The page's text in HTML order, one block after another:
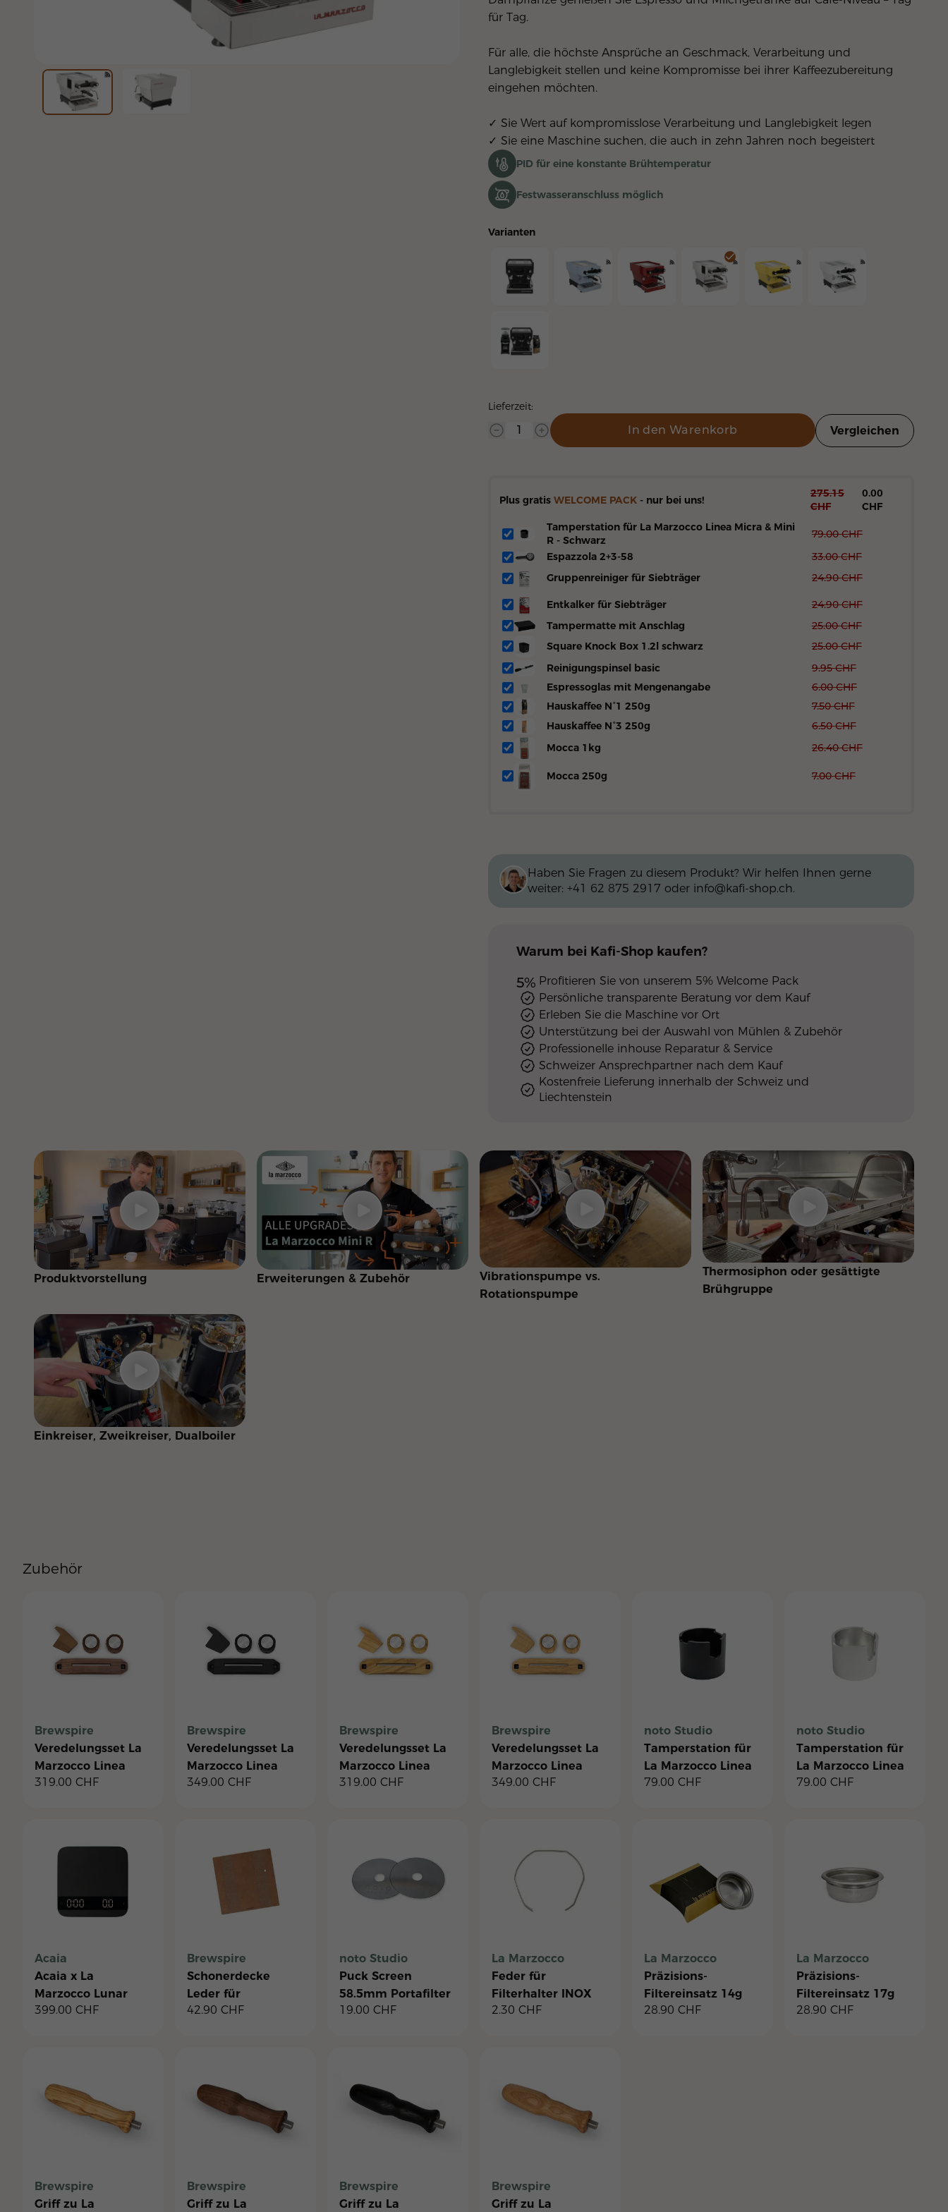
für Tag.
Für alle, die höchste Ansprüche an Geschmack, Verarbeitung und
Langlebigkeit stellen und keine Kompromisse bei ihrer Kaffeezubereitung
eingehen möchten.
✓ Sie Wert auf kompromisslose Verarbeitung und Langlebigkeit legen
✓ Sie eine Maschine suchen, die auch in zehn Jahren noch begeistert
PID für eine konstante Brühtemperatur
Festwasseranschluss möglich
Varianten
Lieferzeit:
In den Warenkorb Vergleichen
Plus gratis WELCOME PACK- nur bei uns!
275.15
CHF
0.00
CHF
Tamperstation für La Marzocco Linea Micra & Mini
R - Schwarz
79.00 CHF
Espazzola 2+3-58
33.00 CHF
Gruppenreiniger für Siebträger
24.90 CHF
Entkalker für Siebträger 24.90 CHF
Tampermatte mit Anschlag
25.00 CHF
Square Knock Box 1.2l schwarz
25.00 CHF
Reinigungspinsel basic
9.95 CHF
Espressoglas mit Mengenangabe
6.00 CHF
Hauskaffee N°1 250g
7.50 CHF
Hauskaffee N°3 250g
6.50 CHF
Mocca 1kg
26.40 CHF
Mocca 250g 7.00 CHF
Haben Sie Fragen zu diesem Produkt? Wir helfen Ihnen gerne
weiter: +41 62 875 2917 oder info@kafi-shop.ch.
Warum bei Kafi-Shopkaufen?
5% Profitieren Sie von unserem 5% Welcome Pack
Persönliche transparente Beratung vor dem Kauf
Erleben Sie die Maschine vor Ort
Unterstützung bei der Auswahl von Mühlen & Zubehör
Professionelle inhouse Reparatur & Service
Schweizer Ansprechpartner nach dem Kauf
Kostenfreie Lieferung innerhalb der Schweiz und
Liechtenstein
Produktvorstellung Erweiterungen & Zubehör
Vibrationspumpe vs.
Rotationspumpe
Thermosiphon oder gesättigte
Brühgruppe
Einkreiser, Zweikreiser, Dualboiler
Zubehör
Brewspire
Veredelungsset La
Marzocco Linea
Mini R - Nussholz
319.00 CHF
Brewspire
Veredelungsset La
Marzocco Linea
Mini R Eiche,
349.00 CHF
Brewspire
Veredelungsset La
Marzocco Linea
Mini R - Olivenholz
319.00 CHF
Brewspire
Veredelungsset La
Marzocco Linea
Mini R Eichenholz
349.00 CHF
noto Studio
Tamperstation für
La Marzocco Linea
Micra & Mini R -
79.00 CHF
noto Studio
Tamperstation für
La Marzocco Linea
Micra & Mini R -
79.00 CHF
Acaia
Acaia x La
Marzocco Lunar
Brew-by-Weight
399.00 CHF
Brewspire
Schonerdecke
Leder für
Tassenblech - Linea
42.90 CHF
noto Studio
Puck Screen
58.5mm Portafilter
mit Loch
19.00 CHF
La Marzocco
Feder für
Filterhalter INOX
2.30 CHF
La Marzocco
Präzisions-
Filtereinsatz 14g
28.90 CHF
La Marzocco
Präzisions-
Filtereinsatz 17g
28.90 CHF
Brewspire
Griff zu La
Brewspire
Griff zu La
Brewspire
Griff zu La
Brewspire
Griff zu La